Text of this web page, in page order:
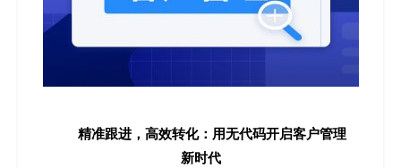
精准跟进，高效转化：用无代码开启客户管理
新时代